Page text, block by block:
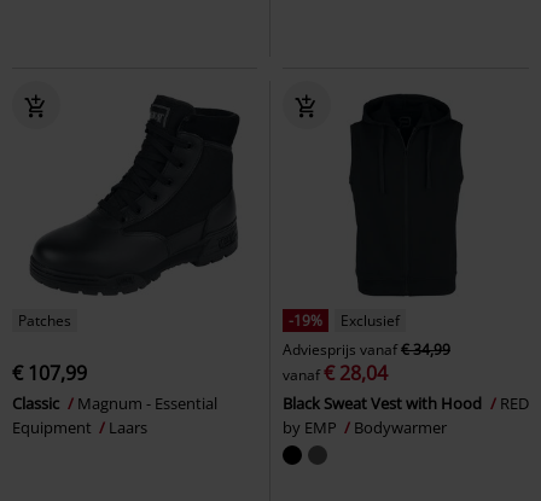
Patches
€ 107,99
Classic
Magnum - Essential
Equipment
Laars
-19%
Exclusief
Adviesprijs vanaf€ 34,99
vanaf€ 28,04
Black Sweat Vest with Hood
RED
by EMP
Bodywarmer